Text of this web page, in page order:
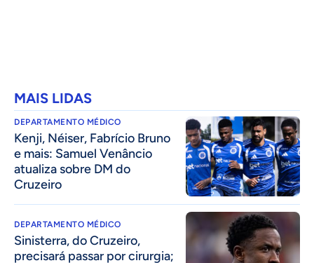
MAIS LIDAS
DEPARTAMENTO MÉDICO
Kenji, Néiser, Fabrício Bruno
e mais: Samuel Venâncio
atualiza sobre DM do
Cruzeiro
DEPARTAMENTO MÉDICO
Sinisterra, do Cruzeiro,
precisará passar por cirurgia;